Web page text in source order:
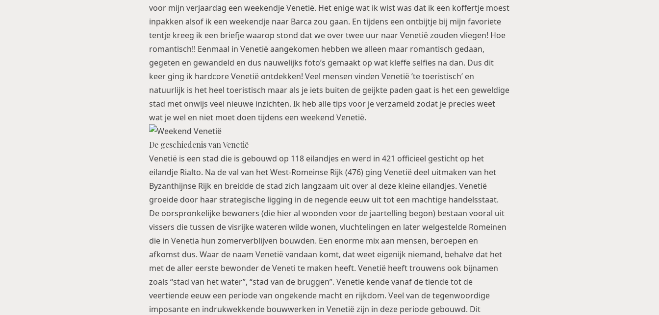
voor mijn verjaardag een weekendje Venetië. Het enige wat ik wist was dat ik een koffertje moest
inpakken alsof ik een weekendje naar Barca zou gaan. En tijdens een ontbijtje bij mijn favoriete
tentje kreeg ik een briefje waarop stond dat we over twee uur naar Venetië zouden vliegen! Hoe
romantisch!! Eenmaal in Venetië aangekomen hebben we alleen maar romantisch gedaan,
gegeten en gewandeld en dus nauwelijks foto’s gemaakt op wat kleffe selfies na dan. Dus dit
keer ging ik hardcore Venetië ontdekken! Veel mensen vinden Venetië ’te toeristisch’ en
natuurlijk is het heel toeristisch maar als je iets buiten de geijkte paden gaat is het een geweldige
stad met onwijs veel nieuwe inzichten. Ik heb alle tips voor je verzameld zodat je precies weet
wat je wel en niet moet doen tijdens een weekend Venetië.
De geschiedenis van Venetië
Venetië is een stad die is gebouwd op 118 eilandjes en werd in 421 officieel gesticht op het
eilandje Rialto. Na de val van het West-Romeinse Rijk (476) ging Venetië deel uitmaken van het
Byzanthijnse Rijk en breidde de stad zich langzaam uit over al deze kleine eilandjes. Venetië
groeide door haar strategische ligging in de negende eeuw uit tot een machtige handelsstaat.
De oorspronkelijke bewoners (die hier al woonden voor de jaartelling begon) bestaan vooral uit
vissers die tussen de visrijke wateren wilde wonen, vluchtelingen en later welgestelde Romeinen
die in Venetia hun zomerverblijven bouwden. Een enorme mix aan mensen, beroepen en
afkomst dus. Waar de naam Venetië vandaan komt, dat weet eigenijk niemand, behalve dat het
met de aller eerste bewonder de Veneti te maken heeft. Venetië heeft trouwens ook bijnamen
zoals “stad van het water”, “stad van de bruggen”. Venetië kende vanaf de tiende tot de
veertiende eeuw een periode van ongekende macht en rijkdom. Veel van de tegenwoordige
imposante en indrukwekkende bouwwerken in Venetië zijn in deze periode gebouwd. Dit